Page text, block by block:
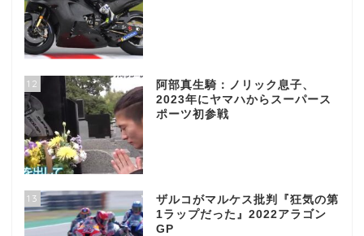
12
阿部真生騎：ノリック息子、
2023年にヤマハからスーパース
ポーツ初参戦
13
ザルコがマルケス批判『狂気の第
1ラップだった』2022アラゴン
GP